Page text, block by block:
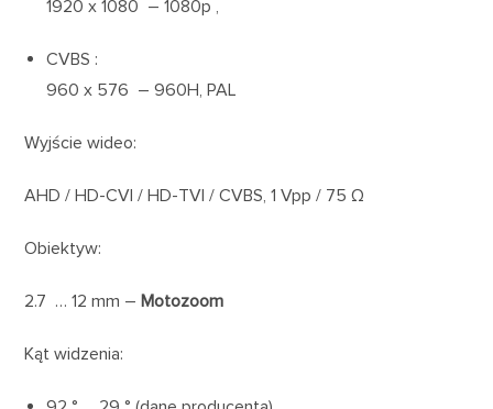
1920 x 1080 – 1080p ,
CVBS :
960 x 576 – 960H, PAL
Wyjście wideo:
AHD / HD-CVI / HD-TVI / CVBS, 1 Vpp / 75 Ω
Obiektyw:
2.7 … 12 mm –Motozoom
Kąt widzenia: